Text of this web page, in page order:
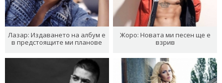
Лазар: Издаването на албум е
в предстоящите ми планове
Жоро: Новата ми песен ще е
взрив